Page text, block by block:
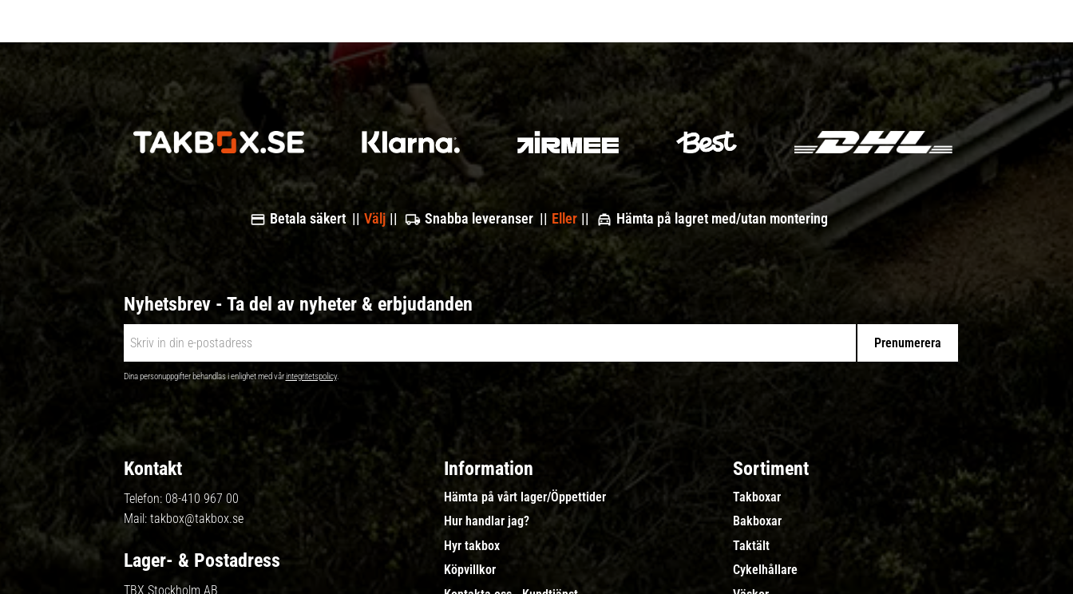
Betala säkert || Välj Snabba leveranser || Eller Hämta på lagret med/utan montering
Nyhetsbrev - Ta del av nyheter & erbjudanden
Prenumerera
Dina personuppgifter behandlas i enlighet med vårintegritetspolicy.
Kontakt
Telefon: 08-410 967 00
Mail: takbox@takbox.se
Lager- & Postadress
TBX Stockholm AB
Information
Hämta på vårt lager/Öppettider
Hur handlar jag?
Hyr takbox
Köpvillkor
Sortiment
Takboxar
Bakboxar
Taktält
Cykelhållare